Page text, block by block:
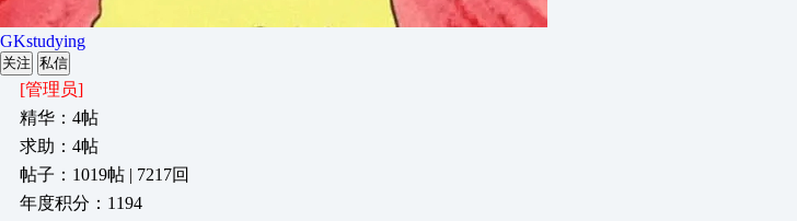
GKstudying
关注 私信
[管理员]
精华：4帖
求助：4帖
帖子：1019帖 | 7217回
年度积分：1194